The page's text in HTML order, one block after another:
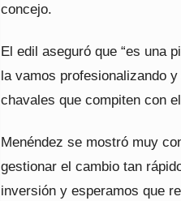
concejo.
El edil aseguró que “es una
la vamos profesionalizando
chavales que compiten con
Menéndez se mostró muy
gestionar el cambio tan
inversión y esperamos que